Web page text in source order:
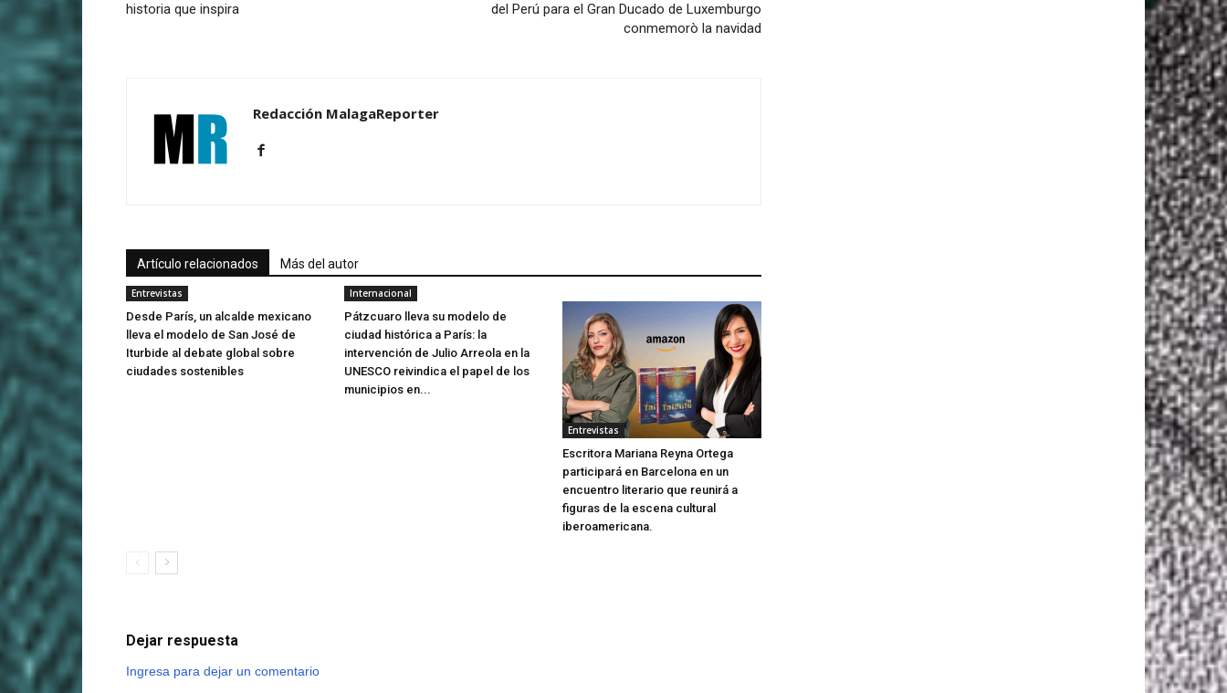
historia que inspira
del Perú para el Gran Ducado de Luxemburgo
conmemorò la navidad
Redacción MalagaReporter
Artículo relacionados Más del autor
Entrevistas
Desde París, un alcalde mexicano
lleva el modelo de San José de
Iturbide al debate global sobre
ciudades sostenibles
Internacional
Pátzcuaro lleva su modelo de
ciudad histórica a París: la
intervención de Julio Arreola en la
UNESCO reivindica el papel de los
municipios en...
Entrevistas
Escritora Mariana Reyna Ortega
participará en Barcelona en un
encuentro literario que reunirá a
figuras de la escena cultural
iberoamericana.
Dejar respuesta
Ingresa para dejar un comentario